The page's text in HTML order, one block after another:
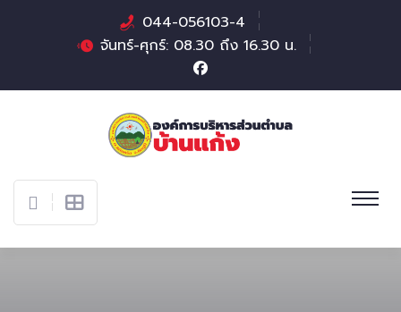
044-056103-4
จันทร์-ศุกร์: 08.30 ถึง 16.30 น.